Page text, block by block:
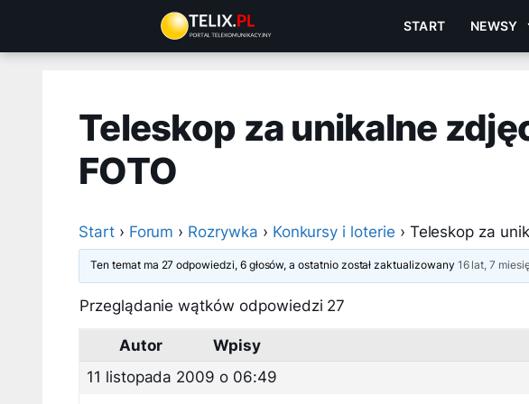
treści
START NEWSY
Teleskop za unikalne
FOTO
Start › Forum › Rozrywka › Konkursy i loterie › Teleskop za
Ten temat ma 27 odpowiedzi, 6 głosów, a ostatnio został zaktualizowany 16 lat, 7
Przeglądanie wątków odpowiedzi 27
Autor
Wpisy
11 listopada 2009 o 06:49